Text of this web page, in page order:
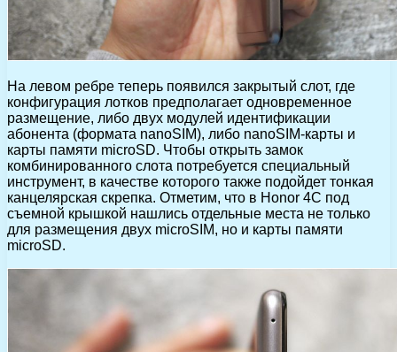
На левом ребре теперь появился закрытый слот, где
конфигурация лотков предполагает одновременное
размещение, либо двух модулей идентификации
абонента (формата nanoSIM), либо nanoSIM-карты и
карты памяти microSD. Чтобы открыть замок
комбинированного слота потребуется специальный
инструмент, в качестве которого также подойдет тонкая
канцелярская скрепка. Отметим, что в Honor 4C под
съемной крышкой нашлись отдельные места не только
для размещения двух microSIM, но и карты памяти
microSD.